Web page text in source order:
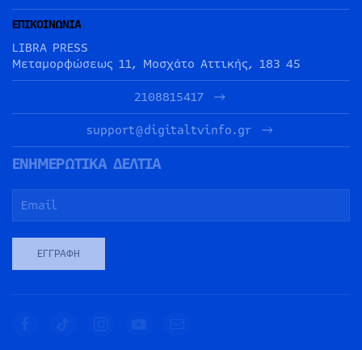
ΕΠΙΚΟΙΝΩΝΙΑ
LIBRA PRESS
Μεταμορφώσεως 11, Μοσχάτο Αττικής, 183 45
2108815417
support@digitaltvinfo.gr
ΕΝΗΜΕΡΩΤΙΚΑ ΔΕΛΤΙΑ
ΕΓΓΡΑΦΉ